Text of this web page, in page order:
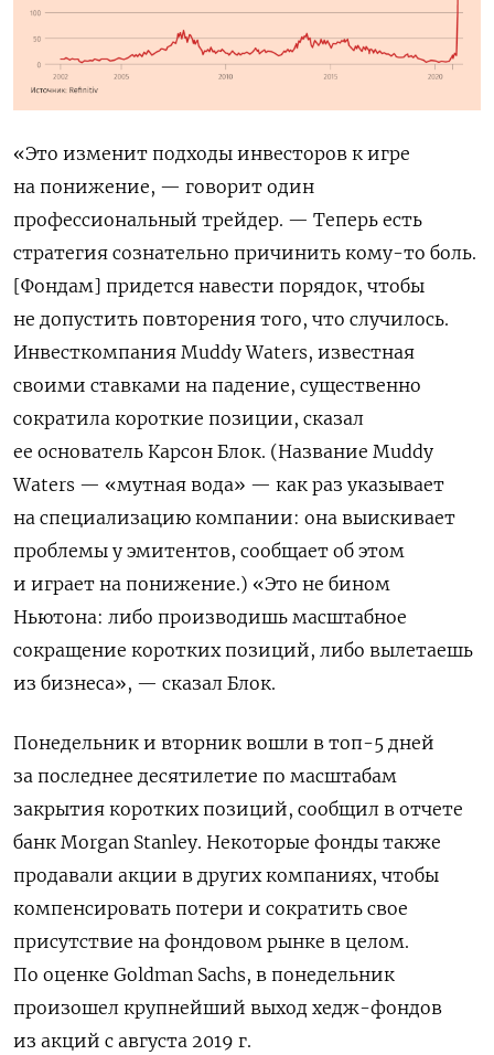
«Это изменит подходы инвесторов к игре
на понижение, — говорит один
профессиональный трейдер. — Теперь есть
стратегия сознательно причинить кому-то боль.
[Фондам] придется навести порядок, чтобы
не допустить повторения того, что случилось.
Инвесткомпания Muddy Waters, известная
своими ставками на падение, существенно
сократила короткие позиции, сказал
ее основатель Карсон Блок. (Название Muddy
Waters — «мутная вода» — как раз указывает
на специализацию компании: она выискивает
проблемы у эмитентов, сообщает об этом
и играет на понижение.) «Это не бином
Ньютона: либо производишь масштабное
сокращение коротких позиций, либо вылетаешь
из бизнеса», — сказал Блок.
Понедельник и вторник вошли в топ-5 дней
за последнее десятилетие по масштабам
закрытия коротких позиций, сообщил в отчете
банк Morgan Stanley. Некоторые фонды также
продавали акции в других компаниях, чтобы
компенсировать потери и сократить свое
присутствие на фондовом рынке в целом.
По оценке Goldman Sachs, в понедельник
произошел крупнейший выход хедж-фондов
из акций с августа 2019 г.